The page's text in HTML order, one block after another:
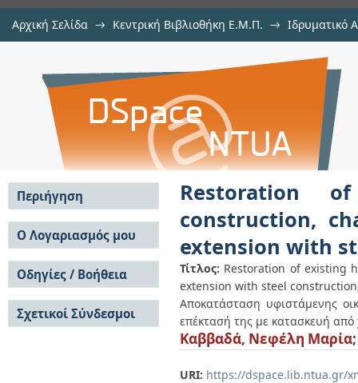
Αρχική Σελίδα → Κεντρική Βιβλιοθήκη Ε.Μ.Π. → Ιδρυματικό
Restoration of existing house
an exhibition hall and extension
Restoration
construction,
extension with
Τίτλος: Restoration of existing
extension with steel
Αποκατάσταση υφιστάμενης
επέκτασή της με κατασκευή
Καββαδά, Νεφέλη Μαρία
URI: https://dspace.lib.ntua.gr/
Περιήγηση
Σε όλο το DSpace
Κοινότητες & Συλλογές
Ανά Ημερομηνία
Έκδοσης
Συγγραφείς
Τίτλοι
Θέματα
Ο Λογαριασμός μου
Σύνδεση
Εγγραφή
Οδηγίες / Βοήθεια
Οδηγίες Υποβολής
Οδηγίες Χρήσης ΙΑ
Συχνές Ερωτήσεις
Σχετικοί Σύνδεσμοι